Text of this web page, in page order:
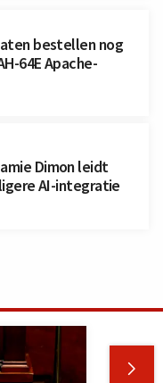
bestellen nog
64E Apache-
Dimon leidt
AI-integratie
